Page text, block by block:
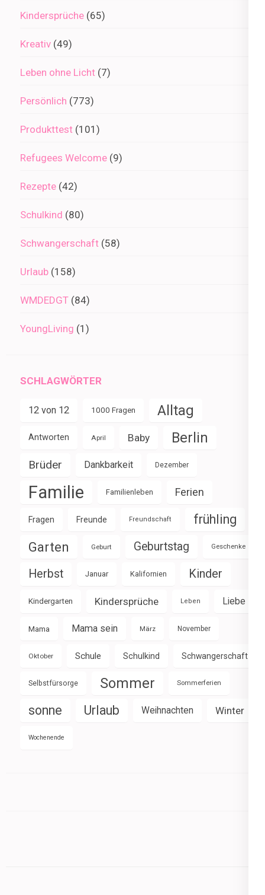
Kindersprüche (65)
Kreativ (49)
Leben ohne Licht (7)
Persönlich (773)
Produkttest (101)
Refugees Welcome (9)
Rezepte (42)
Schulkind (80)
Schwangerschaft (58)
Urlaub (158)
WMDEDGT (84)
YoungLiving (1)
SCHLAGWÖRTER
12 von 12 1000 Fragen Alltag
Antworten April Baby Berlin
Brüder Dankbarkeit Dezember
Familie Familienleben Ferien
Fragen Freunde Freundschaft frühling
Garten Geburt Geburtstag Geschenke
Herbst Januar Kalifornien Kinder
Kindergarten Kindersprüche Leben Liebe
Mama Mama sein März November
Oktober Schule Schulkind Schwangerschaft
Selbstfürsorge Sommer Sommerferien
sonne Urlaub Weihnachten Winter
Wochenende